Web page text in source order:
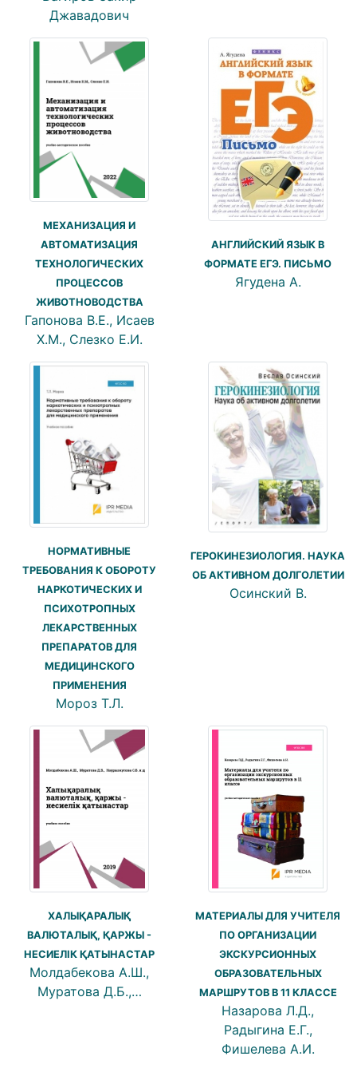
Джавадович
МЕХАНИЗАЦИЯ И
АВТОМАТИЗАЦИЯ
ТЕХНОЛОГИЧЕСКИХ
ПРОЦЕССОВ
ЖИВОТНОВОДСТВА
Гапонова В.Е., Исаев
Х.М., Слезко Е.И.
АНГЛИЙСКИЙ ЯЗЫК В
ФОРМАТЕ ЕГЭ. ПИСЬМО
Ягудена А.
НОРМАТИВНЫЕ
ТРЕБОВАНИЯ К ОБОРОТУ
НАРКОТИЧЕСКИХ И
ПСИХОТРОПНЫХ
ЛЕКАРСТВЕННЫХ
ПРЕПАРАТОВ ДЛЯ
МЕДИЦИНСКОГО
ПРИМЕНЕНИЯ
Мороз Т.Л.
ГЕРОКИНЕЗИОЛОГИЯ. НАУКА
ОБ АКТИВНОМ ДОЛГОЛЕТИИ
Осинский В.
ХАЛЫҚАРАЛЫҚ
ВАЛЮТАЛЫҚ, ҚАРЖЫ -
НЕСИЕЛІК ҚАТЫНАСТАР
Молдабекова А.Ш.,
Муратова Д.Б.,…
МАТЕРИАЛЫ ДЛЯ УЧИТЕЛЯ
ПО ОРГАНИЗАЦИИ
ЭКСКУРСИОННЫХ
ОБРАЗОВАТЕЛЬНЫХ
МАРШРУТОВ В 11 КЛАССЕ
Назарова Л.Д.,
Радыгина Е.Г.,
Фишелева А.И.